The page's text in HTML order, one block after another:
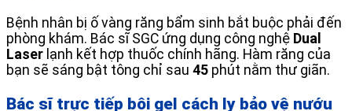
Bệnh nhân bị ố vàng răng bẩm sinh bắt buộc phải đến
phòng khám. Bác sĩ SGC ứng dụng công nghệ Dual
Laser lạnh kết hợp thuốc chính hãng. Hàm răng của
bạn sẽ sáng bật tông chỉ sau 45 phút nằm thư giãn.
Bác sĩ trực tiếp bôi gel cách ly bảo vệ nướu